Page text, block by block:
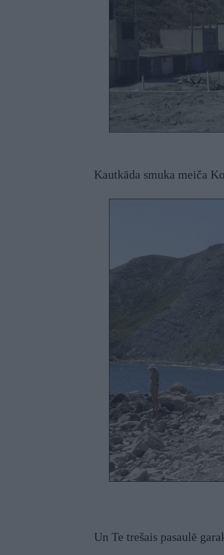
Kautkāda smuka meiča
Un Te trešais pasaulē